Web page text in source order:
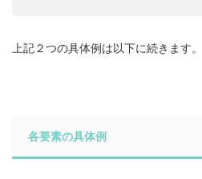
上記２つの具体例は以下に続きます。
各要素の具体例